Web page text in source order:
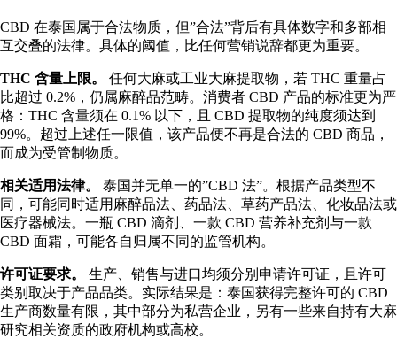
CBD 在泰国属于合法物质，但”合法”背后有具体数字和多部相
互交叠的法律。具体的阈值，比任何营销说辞都更为重要。
THC 含量上限。
任何大麻或工业大麻提取物，若 THC 重量占
比超过 0.2%，仍属麻醉品范畴。消费者 CBD 产品的标准更为严
格：THC 含量须在 0.1% 以下，且 CBD 提取物的纯度须达到
99%。超过上述任一限值，该产品便不再是合法的 CBD 商品，
而成为受管制物质。
相关适用法律。
泰国并无单一的”CBD 法”。根据产品类型不
同，可能同时适用麻醉品法、药品法、草药产品法、化妆品法或
医疗器械法。一瓶 CBD 滴剂、一款 CBD 营养补充剂与一款
CBD 面霜，可能各自归属不同的监管机构。
许可证要求。
生产、销售与进口均须分别申请许可证，且许可
类别取决于产品品类。实际结果是：泰国获得完整许可的 CBD
生产商数量有限，其中部分为私营企业，另有一些来自持有大麻
研究相关资质的政府机构或高校。